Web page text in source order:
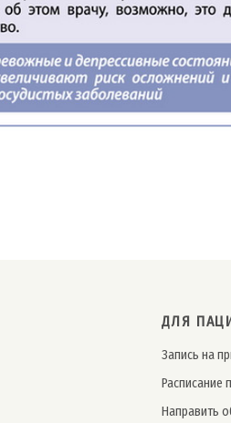
ДЛЯ
Запись на
Расписание
Направить